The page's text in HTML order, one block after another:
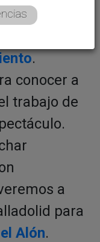
.
conocer a
trabajo de
a
para
Alón.